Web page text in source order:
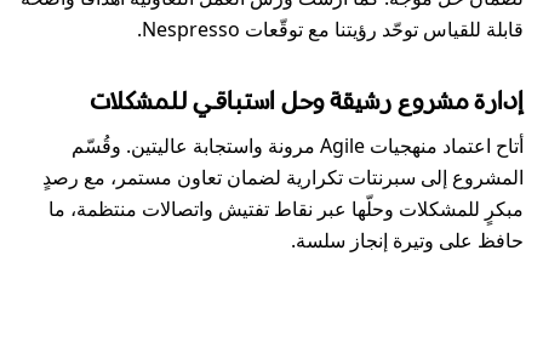
قابلة للقياس توحّد رؤيتنا مع توقّعات Nespresso.
إدارة مشروع رشيقة وحل استباقي للمشكلات
أتاح اعتماد منهجيات Agile مرونة واستجابة عاليتين. وقُسّم
المشروع إلى سبرنتات تكرارية لضمان تعاون مستمر، مع رصدٍ
مبكرٍ للمشكلات وحلّها عبر نقاط تفتيش واتصالات منتظمة، ما
حافظ على وتيرة إنجاز سلسة.